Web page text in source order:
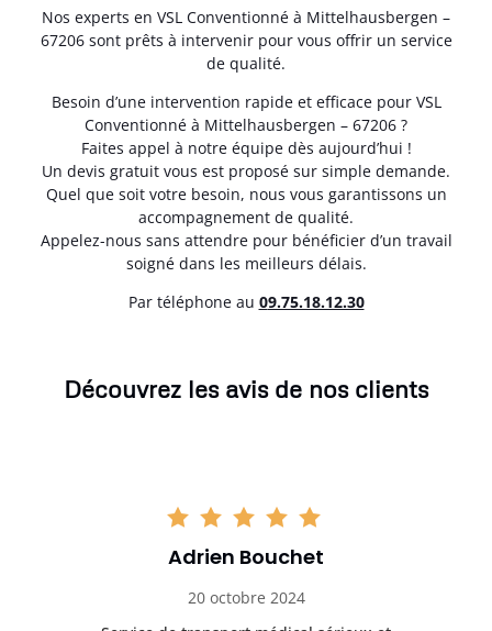
Nos experts en VSL Conventionné à Mittelhausbergen –
67206 sont prêts à intervenir pour vous offrir un service
de qualité.
Besoin d’une intervention rapide et efficace pour VSL
Conventionné à Mittelhausbergen – 67206 ?
Faites appel à notre équipe dès aujourd’hui !
Un devis gratuit vous est proposé sur simple demande.
Quel que soit votre besoin, nous vous garantissons un
accompagnement de qualité.
Appelez-nous sans attendre pour bénéficier d’un travail
soigné dans les meilleurs délais.
Par téléphone au 09.75.18.12.30
Découvrez les avis de nos clients
Adrien Bouchet
20 octobre 2024